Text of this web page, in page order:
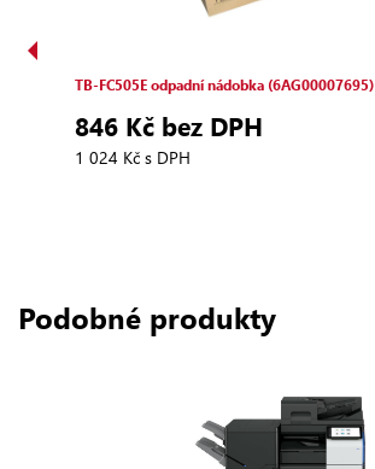
TB‑FC505E odpadní nádobka (6AG00007695)
846 Kč bez DPH
1 024 Kč s DPH
Podobné produkty